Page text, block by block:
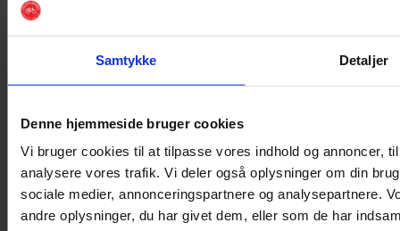
Samtykke Detaljer
Denne hjemmeside bruger cookies
Vi bruger cookies til at tilpasse vores indhold og annoncer,
analysere vores trafik. Vi deler også oplysninger om din
sociale medier, annonceringspartnere og analysepartnere.
andre oplysninger, du har givet dem, eller som de har
1362 København K
Tlf.:33 32 31 21| post@cyklistforbundet.dk
CVR 25 36 41 12